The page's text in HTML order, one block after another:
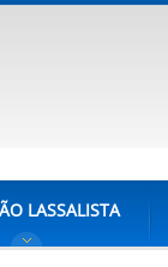
LASSALISTA